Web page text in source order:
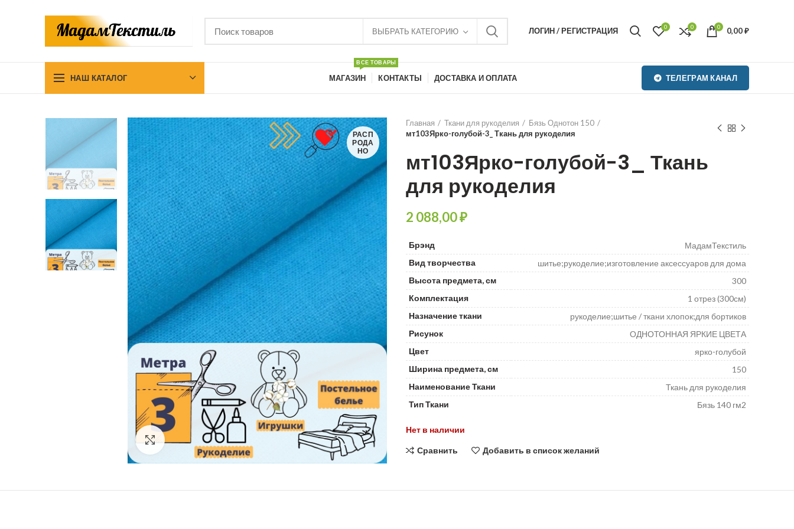
ВЫБРАТЬ КАТЕГОРИЮ ЛОГИН / РЕГИСТРАЦИЯ 0 0 0 0,00₽
НАШ КАТАЛОГ МАГАЗИН
ВСЕ ТОВАРЫ
КОНТАКТЫ ДОСТАВКА И ОПЛАТА ТЕЛЕГРАМ КАНАЛ
РАСП
РОДА
НО
Увеличить
Главная Ткани для рукоделия
Бязь Однотон 150
мт103Ярко-голубой-3_ Ткань для рукоделия
мт103Ярко-голубой-3_ Ткань
для рукоделия
₽
Брэнд
МадамТекстиль
Вид творчества
шитье;рукоделие;изготовление аксессуаров для дома
Высота предмета, см
300
Комплектация
1 отрез (300см)
Назначение ткани
рукоделие;шитье / ткани хлопок;для бортиков
Рисунок
ОДНОТОННАЯ ЯРКИЕ ЦВЕТА
Цвет
ярко-голубой
Ширина предмета, см
150
Наименование Ткани
Ткань для рукоделия
Тип Ткани
Бязь 140 гм2
Нет в наличии
Сравнить Добавить в список желаний